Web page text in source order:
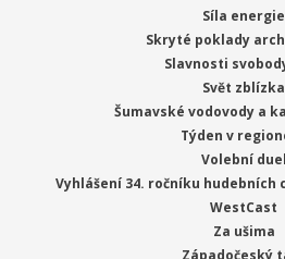
Síla energie
Skryté poklady
Slavnosti
Svět zblízka
Šumavské vodovody a
Týden v
Volební duel
Vyhlášení 34. ročníku hudebních
WestCast
Za ušima
Západočeský